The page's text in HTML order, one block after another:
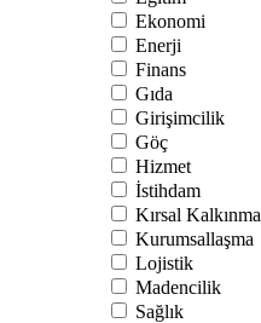
Ekonomi
Enerji
Finans
Gıda
Girişimcilik
Göç
Hizmet
İstihdam
Kırsal Kalkınma
Kurumsallaşma
Lojistik
Madencilik
Sağlık